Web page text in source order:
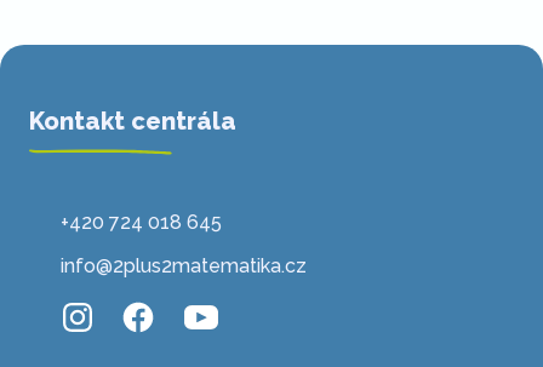
Kontakt centrála
+420 724 018 645
info@2plus2matematika.cz